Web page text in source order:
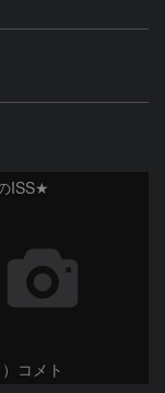
ISS★
）コメト